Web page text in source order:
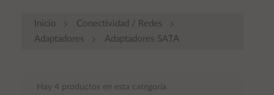
Inicio
Conectividad / Redes
Adaptadores
Adaptadores SATA
Hay 4 productos en esta categoría